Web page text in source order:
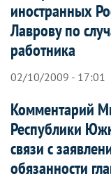
иностранных
Лаврову по
работника
02/10/2009 - 17:01
Комментарий
Республики
связи с
обязанности